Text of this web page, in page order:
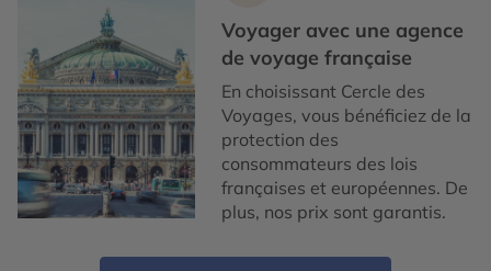
Voyager avec une agence
de voyage française
En choisissant Cercle des
Voyages, vous bénéficiez de la
protection des
consommateurs des lois
françaises et européennes. De
plus, nos prix sont garantis.